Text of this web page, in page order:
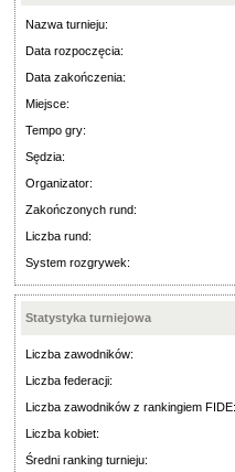
Nazwa turnieju:
Data rozpoczęcia:
Data zakończenia:
Miejsce:
Tempo gry:
Sędzia:
Organizator:
Zakończonych rund:
Liczba rund:
System rozgrywek:
Statystyka turniejowa
Liczba zawodników:
Liczba federacji:
Liczba zawodników z rankingiem FIDE:
Liczba kobiet:
Średni ranking turnieju: